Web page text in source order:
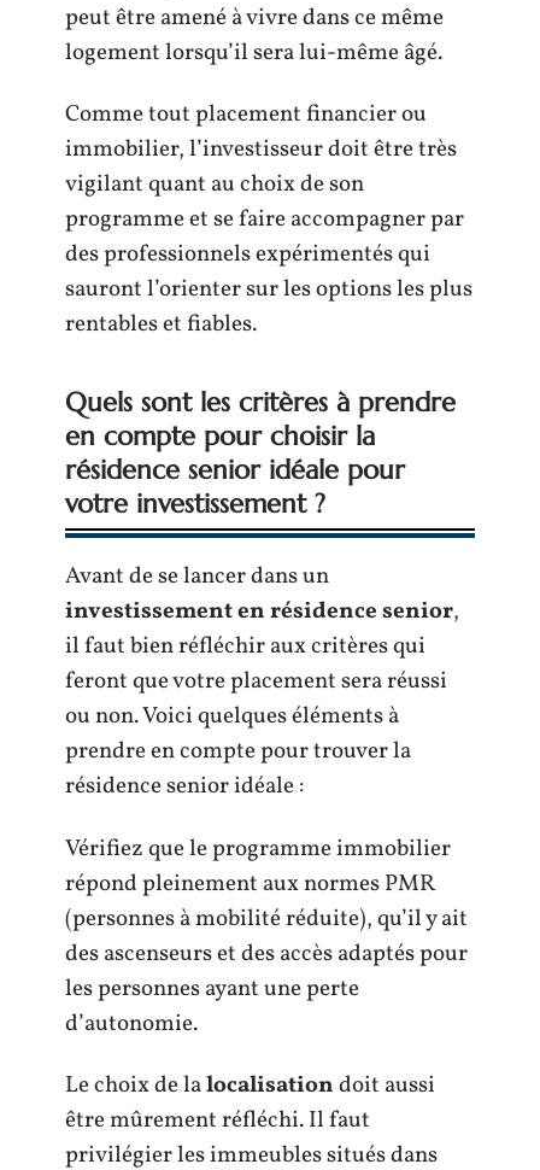
peut être amené à vivre dans ce même
logement lorsqu’il sera lui-même âgé.
Comme tout placement financier ou
immobilier, l’investisseur doit être très
vigilant quant au choix de son
programme et se faire accompagner par
des professionnels expérimentés qui
sauront l’orienter sur les options les plus
rentables et fiables.
Quels sont les critères à prendre
en compte pour choisir la
résidence senior idéale pour
votre investissement ?
Avant de se lancer dans un
investissement en résidence senior,
il faut bien réfléchir aux critères qui
feront que votre placement sera réussi
ou non. Voici quelques éléments à
prendre en compte pour trouver la
résidence senior idéale :
Vérifiez que le programme immobilier
répond pleinement aux normes PMR
(personnes à mobilité réduite), qu’il y ait
des ascenseurs et des accès adaptés pour
les personnes ayant une perte
d’autonomie.
Le choix de lalocalisationdoit aussi
être mûrement réfléchi. Il faut
privilégier les immeubles situés dans